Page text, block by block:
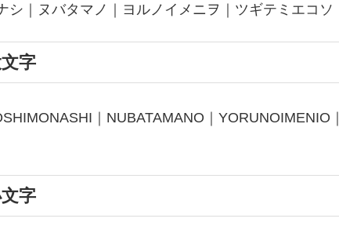
シ｜ヌバタマノ｜ヨルノイメニヲ｜ツギテミエコソ
字
｜NUBATAMANO｜YORUNOIMENIO｜
字